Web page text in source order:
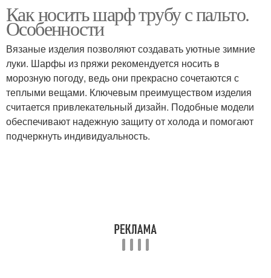
Как носить шарф трубу с пальто.
Особенности
Вязаные изделия позволяют создавать уютные зимние
луки. Шарфы из пряжи рекомендуется носить в
морозную погоду, ведь они прекрасно сочетаются с
теплыми вещами. Ключевым преимуществом изделия
считается привлекательный дизайн. Подобные модели
обеспечивают надежную защиту от холода и помогают
подчеркнуть индивидуальность.